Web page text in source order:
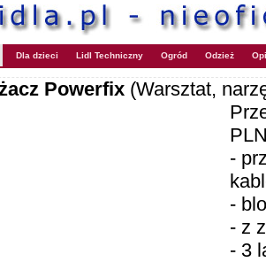
Dla dzieci Lidl Techniczny Ogród Odzież
Powerfix (Warsztat,
-
-
- z
- 3